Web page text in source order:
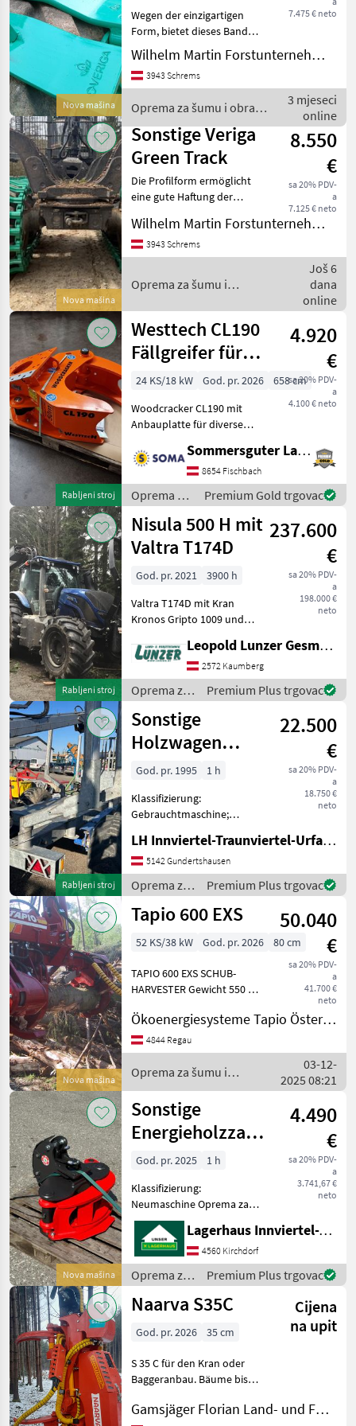
Nova mašina
7.475 € neto
Wegen der einzigartigen
Form, bietet dieses Band
eine große Kontaktfläche
zum Untergrund. Hierdurch
ist eine gute Haftung und
Forstmaschine auch
Wilhelm Martin Forstunternehmen GmbH
3943 Schrems
Oprema za šumu i obradu
drveta / Sonstige
3 mjeseci
online
Nova mašina
Sonstige Veriga
Green Track
8.550
€
sa 20% PDV-
a
7.125 € neto
Die Profilform ermöglicht
eine gute Haftung der
verschiedenen
Untergründen. Geeignet für
steile steinige Untergründe,
Sch
Wilhelm Martin Forstunternehmen GmbH
3943 Schrems
Oprema za šumu i
Još 6
dana
online
Rabljeni stroj
Westtech CL190
Fällgreifer für
Bagger
4.920
€
sa 20% PDV-
a
4.100 € neto
24 KS/18 kW God. pr. 2026
658 cm
Woodcracker CL190 mit
Anbauplatte für diverse
lagernd Technische Daten:
Schneiddurchmesser
Weichholz: 250 mm
Schneiddurchmesser
Hartholz:
Sommersguter Landmaschinen GmbH
8654 Fischbach
Oprema za
šumu i
obradu
drveta /
Westtech
Premium Gold trgovac
Rabljeni stroj
Nisula 500 H mit
Valtra T174D
237.600
€
sa 20% PDV-
a
198.000 €
neto
God. pr. 2021
3900 h
Valtra T174D mit Kran
Kronos Gripto 1009 und
Valtra T174 D – Baujahr
2021, B-Std. 3900 Allrad,
AKH 38 mm Bolzen A11
automatisch, Kabinenfed
Leopold Lunzer GesmbH
2572 Kaumberg
Oprema za
šumu i
obradu
drveta /
Nisula
Premium Plus trgovac
Rabljeni stroj
Sonstige
Holzwagen
RW11
22.500
€
sa 20% PDV-
a
18.750 €
neto
God. pr. 1995
1 h
Klassifizierung:
Gebrauchtmaschine;
Maschinenmerkmale: BK
7200 Teleskopierbar
Berreifung 500/50-17
hydraulische Bremse
Oprema za šumu i obradu
drveta Harv
LH Innviertel-Traunviertel-Urfahr eGen, Gundertshausen
5142 Gundertshausen
Oprema za
šumu i
obradu
Sonstige
Premium Plus trgovac
Nova mašina
Tapio 600 EXS
50.040
€
sa 20% PDV-
a
41.700 €
neto
52 KS/38 kW God. pr. 2026 80 cm
TAPIO 600 EXS SCHUB-
HARVESTER Gewicht 550 kg
Messung Speicher
Tagesproduktion / m3 ,
Sorte, Stück auf USB
Stromversorgung 12/24 V
Ökoenergiesysteme Tapio Österreich S. Zmelik
4844 Regau
Oprema za šumu i
obradu drveta / Tapio
03-12-
2025 08:21
Nova mašina
Sonstige
Energieholzzange
KS 200
4.490
€
sa 20% PDV-
a
3.741,67 €
neto
God. pr. 2025
1 h
Klassifizierung:
Neumaschine Oprema za
šumu i obradu drveta
Harvesteri i procesori
Lagerhaus Innviertel-Traunviertel-Urfahr eGen, Kirchdorf
4560 Kirchdorf
Oprema za
šumu i
obradu
Sonstige
Premium Plus trgovac
Naarva S35C
Cijena
na upit
God. pr. 2026 35 cm
S 35 C für den Kran oder
Baggeranbau. Bäume bis
perfekt umschlossen
Gamsjäger Florian Land- und Forsttechnik